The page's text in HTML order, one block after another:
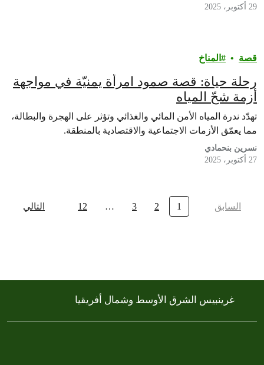
مساراً لدولة الإمارات، لتتجاوز مجرد تقليل بصمتها…
29 أكتوبر، 2025
قصة المناخ
رحلة حياة: قصة صمود امرأة يمنيّة في مواجهة
أزمة شحّ المياه
تهدّد ندرة المياه الأمن المائي والغذائي وتؤثر على الهجرة والبطالة،
مما يعمّق الأزمات الاجتماعية والاقتصادية بالمنطقة.
نسرين بنحمادي
27 أكتوبر، 2025
السابق 1
2
3
…
12 التالي